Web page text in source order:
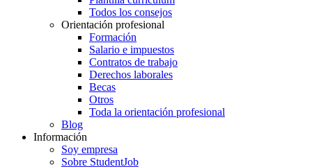
Todos los consejos
Orientación profesional
Formación
Salario e impuestos
Contratos de trabajo
Derechos laborales
Becas
Otros
Toda la orientación profesional
Blog
Información
Soy empresa
Sobre StudentJob